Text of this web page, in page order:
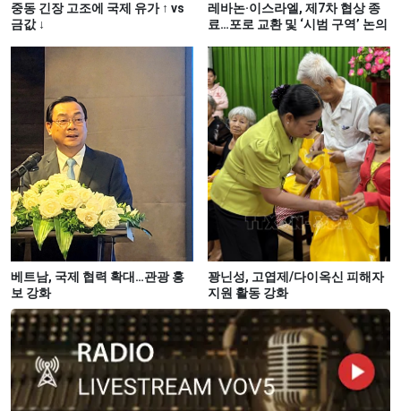
중동 긴장 고조에 국제 유가 ↑ vs
금값 ↓
레바논·이스라엘, 제7차 협상 종
료…포로 교환 및 ‘시범 구역’ 논의
베트남, 국제 협력 확대…관광 홍
보 강화
꽝닌성, 고엽제/다이옥신 피해자
지원 활동 강화